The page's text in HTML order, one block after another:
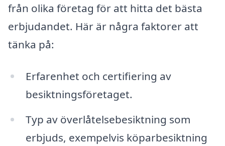
från olika företag för att hitta det bästa
erbjudandet. Här är några faktorer att
tänka på:
Erfarenhet och certifiering av
besiktningsföretaget.
Typ av överlåtelsebesiktning som
erbjuds, exempelvis köparbesiktning